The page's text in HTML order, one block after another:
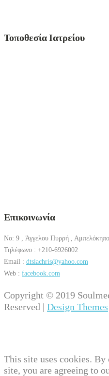
Τοποθεσία Ιατρείου
Επικοινωνία
No: 9 , Άγγελου Πυρρή ,
Τηλέφωνο : +210-6926002
Email : dtsiachris@yahoo.com
Web : facebook.com
Copyright © 2019
Reserved | Design Themes
This site uses cookies.
site, you are agreeing to